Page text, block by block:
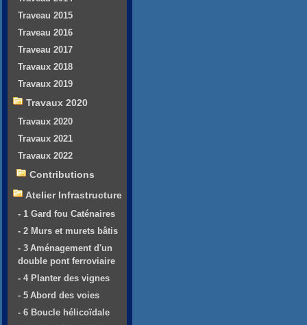
Traveau 2015
Traveau 2016
Traveau 2017
Travaux 2018
Travaux 2019
Travaux 2020
Travaux 2020
Travaux 2021
Travaux 2022
Contributions
Atelier Infrastructure
- 1 Gard fou Caténaires
- 2 Murs et murets bâtis
- 3 Aménagement d'un
double pont ferroviaire
- 4 Planter des vignes
- 5 Abord des voies
- 6 Boucle hélicoïdale